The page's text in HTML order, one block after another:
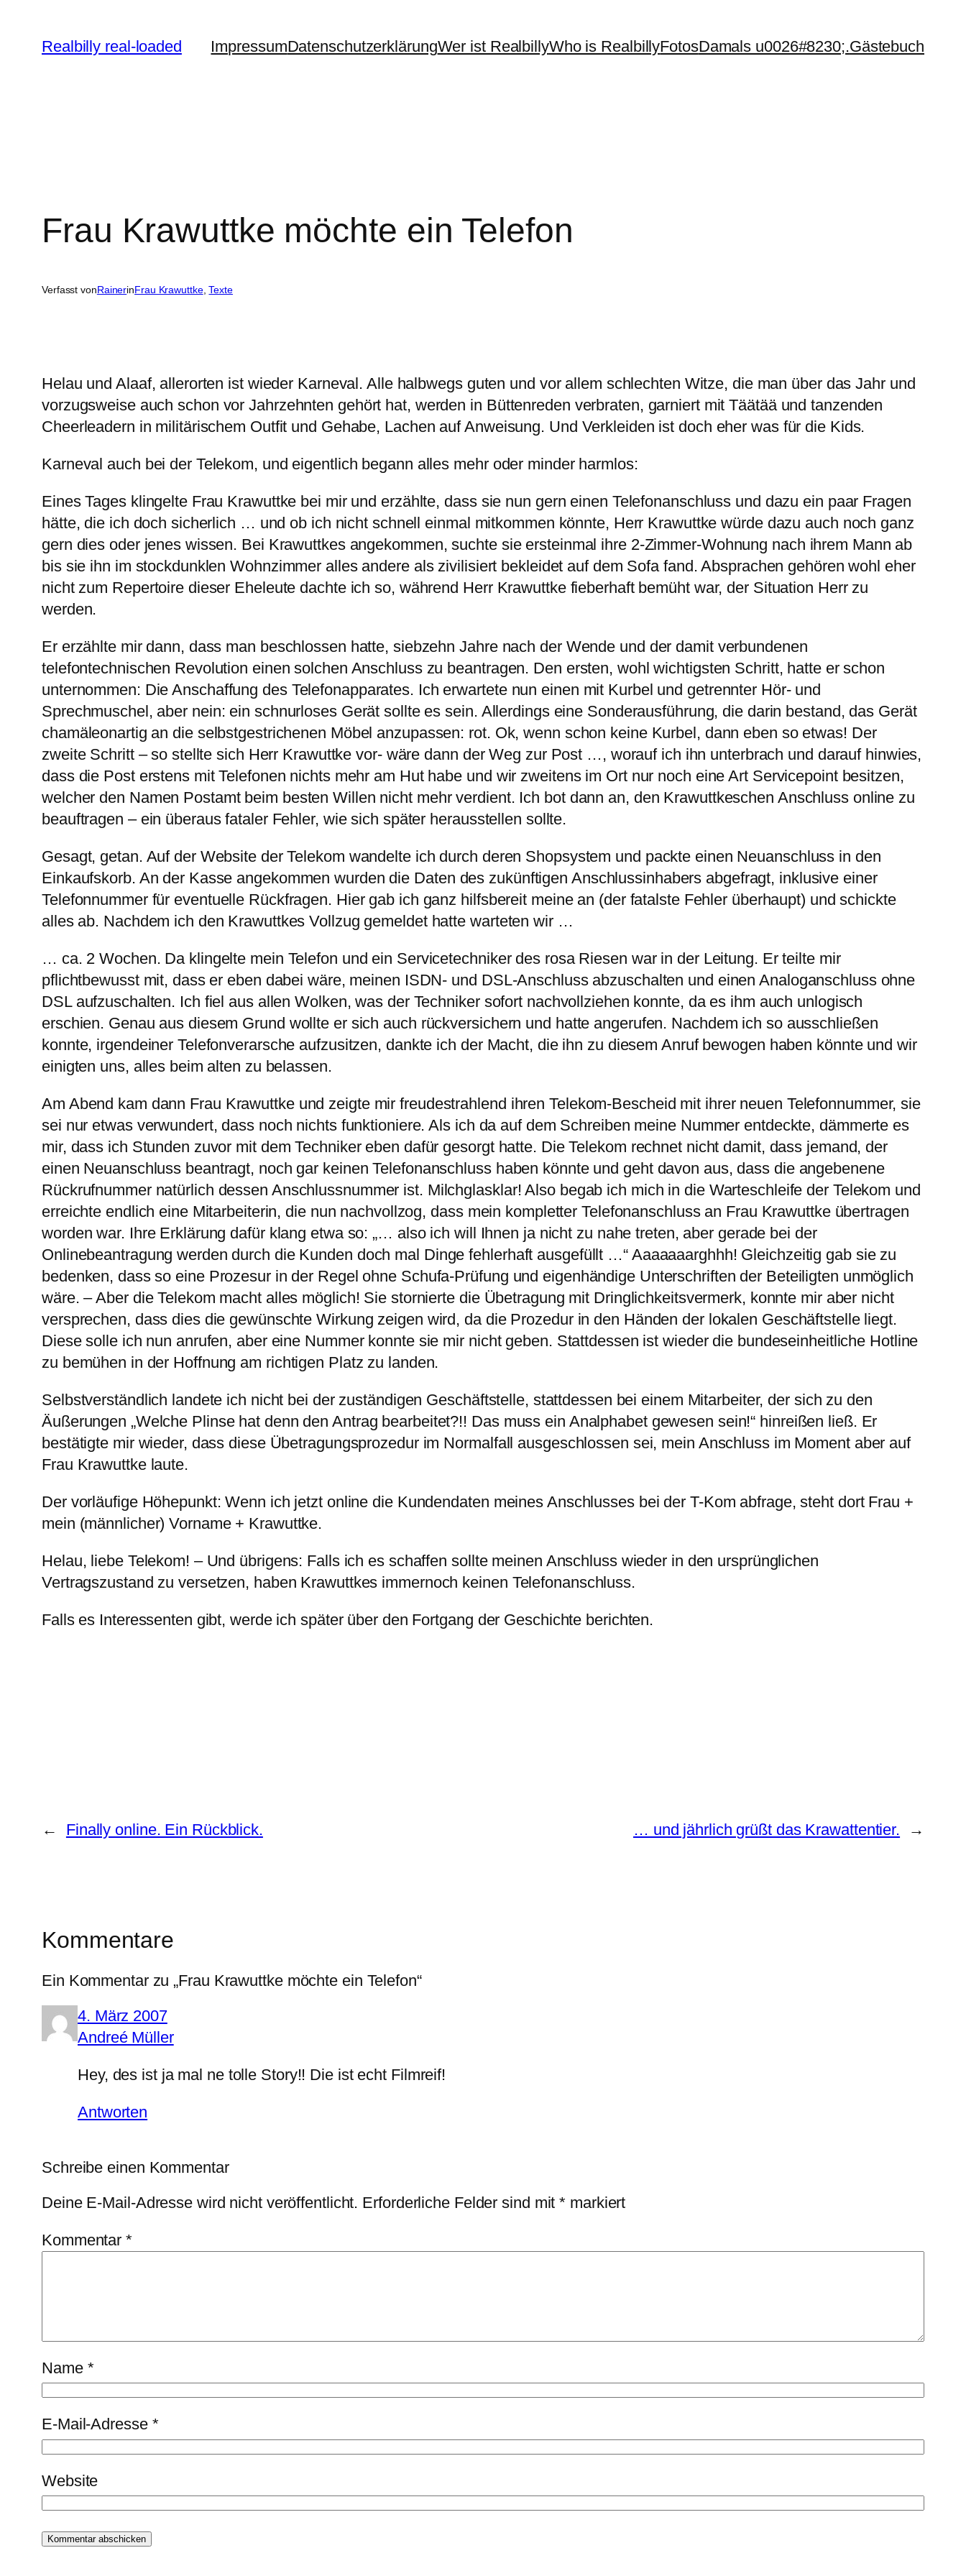
Inhalt
springen
Realbilly real-loaded ImpressumDatenschutzerklärungWer ist RealbillyWho is RealbillyFotosDamals u0026#8230;.Gästebuch
Frau Krawuttke möchte ein Telefon
Verfasst vonRainerinFrau Krawuttke, Texte
Helau und Alaaf, allerorten ist wieder Karneval. Alle halbwegs guten und vor allem schlechten Witze, die man über das Jahr und
vorzugsweise auch schon vor Jahrzehnten gehört hat, werden in Büttenreden verbraten, garniert mit Täätää und tanzenden
Cheerleadern in militärischem Outfit und Gehabe, Lachen auf Anweisung. Und Verkleiden ist doch eher was für die Kids.
Karneval auch bei der Telekom, und eigentlich begann alles mehr oder minder harmlos:
Eines Tages klingelte Frau Krawuttke bei mir und erzählte, dass sie nun gern einen Telefonanschluss und dazu ein paar Fragen
hätte, die ich doch sicherlich … und ob ich nicht schnell einmal mitkommen könnte, Herr Krawuttke würde dazu auch noch ganz
gern dies oder jenes wissen. Bei Krawuttkes angekommen, suchte sie ersteinmal ihre 2-Zimmer-Wohnung nach ihrem Mann ab
bis sie ihn im stockdunklen Wohnzimmer alles andere als zivilisiert bekleidet auf dem Sofa fand. Absprachen gehören wohl eher
nicht zum Repertoire dieser Eheleute dachte ich so, während Herr Krawuttke fieberhaft bemüht war, der Situation Herr zu
werden.
Er erzählte mir dann, dass man beschlossen hatte, siebzehn Jahre nach der Wende und der damit verbundenen
telefontechnischen Revolution einen solchen Anschluss zu beantragen. Den ersten, wohl wichtigsten Schritt, hatte er schon
unternommen: Die Anschaffung des Telefonapparates. Ich erwartete nun einen mit Kurbel und getrennter Hör- und
Sprechmuschel, aber nein: ein schnurloses Gerät sollte es sein. Allerdings eine Sonderausführung, die darin bestand, das Gerät
chamäleonartig an die selbstgestrichenen Möbel anzupassen: rot. Ok, wenn schon keine Kurbel, dann eben so etwas! Der
zweite Schritt – so stellte sich Herr Krawuttke vor- wäre dann der Weg zur Post …, worauf ich ihn unterbrach und darauf hinwies,
dass die Post erstens mit Telefonen nichts mehr am Hut habe und wir zweitens im Ort nur noch eine Art Servicepoint besitzen,
welcher den Namen Postamt beim besten Willen nicht mehr verdient. Ich bot dann an, den Krawuttkeschen Anschluss online zu
beauftragen – ein überaus fataler Fehler, wie sich später herausstellen sollte.
Gesagt, getan. Auf der Website der Telekom wandelte ich durch deren Shopsystem und packte einen Neuanschluss in den
Einkaufskorb. An der Kasse angekommen wurden die Daten des zukünftigen Anschlussinhabers abgefragt, inklusive einer
Telefonnummer für eventuelle Rückfragen. Hier gab ich ganz hilfsbereit meine an (der fatalste Fehler überhaupt) und schickte
alles ab. Nachdem ich den Krawuttkes Vollzug gemeldet hatte warteten wir …
… ca. 2 Wochen. Da klingelte mein Telefon und ein Servicetechniker des rosa Riesen war in der Leitung. Er teilte mir
pflichtbewusst mit, dass er eben dabei wäre, meinen ISDN- und DSL-Anschluss abzuschalten und einen Analoganschluss ohne
DSL aufzuschalten. Ich fiel aus allen Wolken, was der Techniker sofort nachvollziehen konnte, da es ihm auch unlogisch
erschien. Genau aus diesem Grund wollte er sich auch rückversichern und hatte angerufen. Nachdem ich so ausschließen
konnte, irgendeiner Telefonverarsche aufzusitzen, dankte ich der Macht, die ihn zu diesem Anruf bewogen haben könnte und wir
einigten uns, alles beim alten zu belassen.
Am Abend kam dann Frau Krawuttke und zeigte mir freudestrahlend ihren Telekom-Bescheid mit ihrer neuen Telefonnummer, sie
sei nur etwas verwundert, dass noch nichts funktioniere. Als ich da auf dem Schreiben meine Nummer entdeckte, dämmerte es
mir, dass ich Stunden zuvor mit dem Techniker eben dafür gesorgt hatte. Die Telekom rechnet nicht damit, dass jemand, der
einen Neuanschluss beantragt, noch gar keinen Telefonanschluss haben könnte und geht davon aus, dass die angebenene
Rückrufnummer natürlich dessen Anschlussnummer ist. Milchglasklar! Also begab ich mich in die Warteschleife der Telekom und
erreichte endlich eine Mitarbeiterin, die nun nachvollzog, dass mein kompletter Telefonanschluss an Frau Krawuttke übertragen
worden war. Ihre Erklärung dafür klang etwa so: „… also ich will Ihnen ja nicht zu nahe treten, aber gerade bei der
Onlinebeantragung werden durch die Kunden doch mal Dinge fehlerhaft ausgefüllt …“ Aaaaaaarghhh! Gleichzeitig gab sie zu
bedenken, dass so eine Prozesur in der Regel ohne Schufa-Prüfung und eigenhändige Unterschriften der Beteiligten unmöglich
wäre. – Aber die Telekom macht alles möglich! Sie stornierte die Übetragung mit Dringlichkeitsvermerk, konnte mir aber nicht
versprechen, dass dies die gewünschte Wirkung zeigen wird, da die Prozedur in den Händen der lokalen Geschäftstelle liegt.
Diese solle ich nun anrufen, aber eine Nummer konnte sie mir nicht geben. Stattdessen ist wieder die bundeseinheitliche Hotline
zu bemühen in der Hoffnung am richtigen Platz zu landen.
Selbstverständlich landete ich nicht bei der zuständigen Geschäftstelle, stattdessen bei einem Mitarbeiter, der sich zu den
Äußerungen „Welche Plinse hat denn den Antrag bearbeitet?!! Das muss ein Analphabet gewesen sein!“ hinreißen ließ. Er
bestätigte mir wieder, dass diese Übetragungsprozedur im Normalfall ausgeschlossen sei, mein Anschluss im Moment aber auf
Frau Krawuttke laute.
Der vorläufige Höhepunkt: Wenn ich jetzt online die Kundendaten meines Anschlusses bei der T-Kom abfrage, steht dort Frau +
mein (männlicher) Vorname + Krawuttke.
Helau, liebe Telekom! – Und übrigens: Falls ich es schaffen sollte meinen Anschluss wieder in den ursprünglichen
Vertragszustand zu versetzen, haben Krawuttkes immernoch keinen Telefonanschluss.
Falls es Interessenten gibt, werde ich später über den Fortgang der Geschichte berichten.
← Finally online. Ein Rückblick. … und jährlich grüßt das Krawattentier. →
Kommentare
Ein Kommentar zu „Frau Krawuttke möchte ein Telefon“
4. März 2007
Andreé Müller
Hey, des ist ja mal ne tolle Story!! Die ist echt Filmreif!
Antworten
Schreibe einen Kommentar
Deine E-Mail-Adresse wird nicht veröffentlicht. Erforderliche Felder sind mit* markiert
Kommentar*
Name *
E-Mail-Adresse *
Website